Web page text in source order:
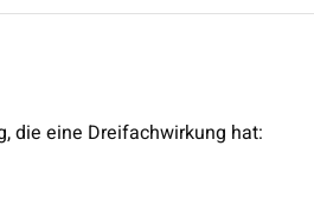
die eine Dreifachwirkung hat: